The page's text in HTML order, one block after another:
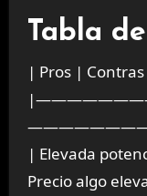
Tabla
| Pros |
| Elevada
Precio algo